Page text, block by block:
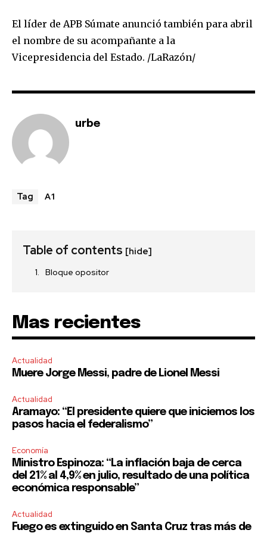
El líder de APB Súmate anunció también para abril
el nombre de su acompañante a la
Vicepresidencia del Estado. /LaRazón/
urbe
Tag A1
Table of contents [hide]
Bloque opositor
Mas recientes
Actualidad
Muere Jorge Messi, padre de Lionel Messi
Actualidad
Aramayo: “El presidente quiere que iniciemos los
pasos hacia el federalismo”
Economía
Ministro Espinoza: “La inflación baja de cerca
del 21% al 4,9% en julio, resultado de una política
económica responsable”
Actualidad
Fuego es extinguido en Santa Cruz tras más de